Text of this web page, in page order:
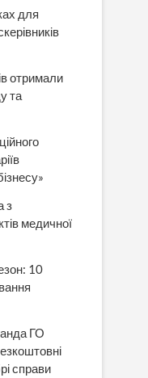
для
отримали
та
з
медичної
10
ГО
справи